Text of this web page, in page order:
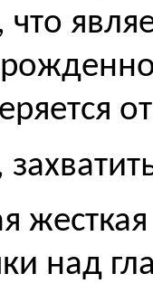
что
над